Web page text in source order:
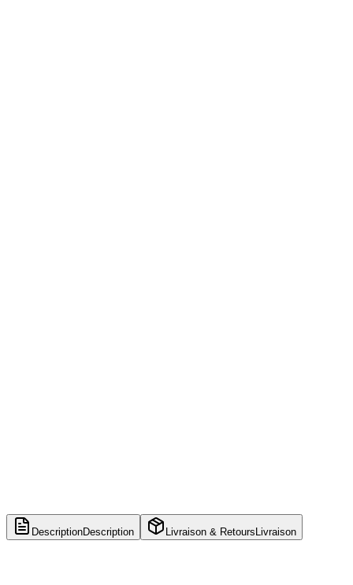
DescriptionDescription Livraison & Retours Livraison